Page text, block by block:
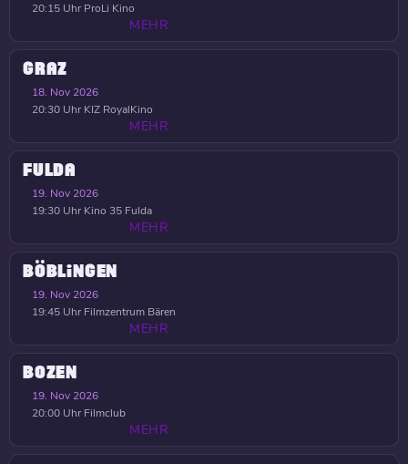
20:15 Uhr ProLi Kino
MEHR
GRAZ
18. Nov 2026
20:30 Uhr KIZ RoyalKino
MEHR
FULDA
19. Nov 2026
19:30 Uhr Kino 35 Fulda
MEHR
BÖBLINGEN
19. Nov 2026
19:45 Uhr Filmzentrum Bären
MEHR
BOZEN
19. Nov 2026
20:00 Uhr Filmclub
MEHR